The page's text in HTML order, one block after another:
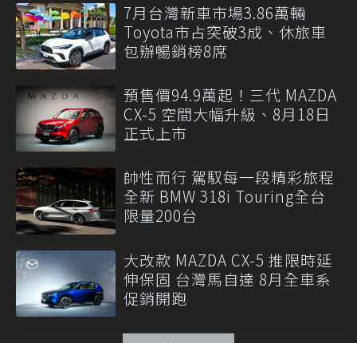
7月台灣新車市場3.86萬輛
Toyota市占突破3成、休旅車
包辦暢銷榜8席
預售價94.9萬起！三代 MAZDA
CX-5 空間大幅升級、8月18日
正式上市
帥性而行 駕馭每一段精彩旅程
全新 BMW 318i Touring全台
限量200台
大改款 MAZDA CX-5 推限時延
伸保固 台灣馬自達 8月全車系
促銷開跑